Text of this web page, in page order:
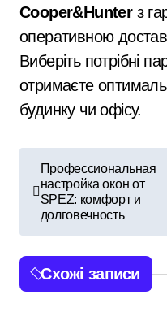
Cooper&Hunterз
оперативною
Виберіть потрібні
отримаєте
будинку чи офісу.
в
і
г
Профессиональная
настройка окон от
SPEZ: комфорт и
долговечность
Схожі записи